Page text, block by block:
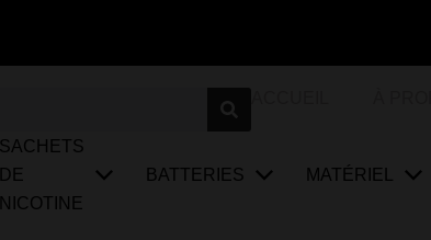
SACHETS
DE
NICOTINE
BATTERIES MATÉRIEL